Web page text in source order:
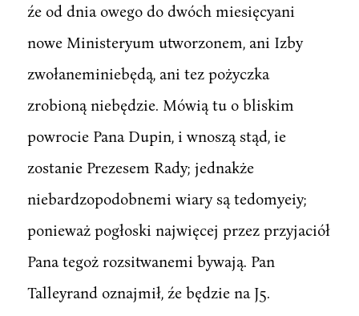
źe od dnia owego do dwóch miesięcyani
nowe Ministeryum utworzonem, ani Izby
zwołaneminiebędą, ani tez pożyczka
zrobioną niebędzie. Mówią tu o bliskim
powrocie Pana Dupin, i wnoszą stąd, ie
zostanie Prezesem Rady; jednakże
niebardzopodobnemi wiary są tedomyeiy;
ponieważ pogłoski najwięcej przez przyjaciół
Pana tegoż rozsitwanemi bywają. Pan
Talleyrand oznajmił, źe będzie na J5.